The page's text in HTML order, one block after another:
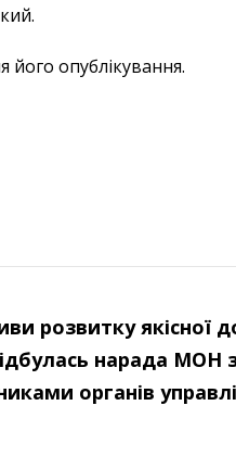
його опублікування.
розвитку якісної
нарада МОН
органів